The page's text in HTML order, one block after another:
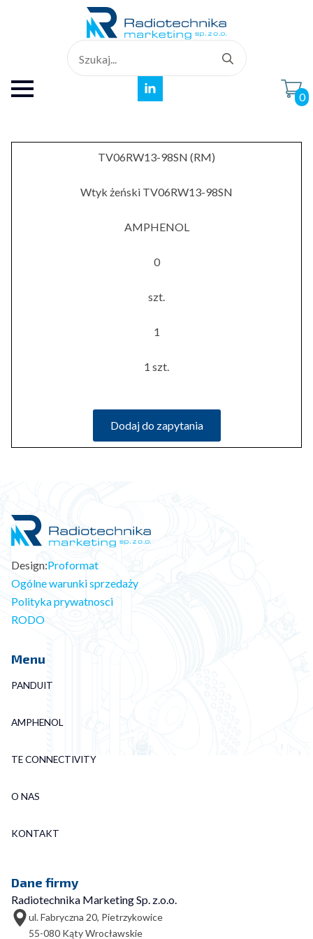
for:
0
TV06RW13-98SN (RM)
Wtyk żeński TV06RW13-98SN
AMPHENOL
0
szt.
1
1 szt.
Dodaj do zapytania
Design:Proformat
Ogólne warunki sprzedaży
Polityka prywatnosci
RODO
Menu
PANDUIT
AMPHENOL
TE CONNECTIVITY
O NAS
KONTAKT
Dane firmy
Radiotechnika Marketing Sp. z.o.o.
ul. Fabryczna 20, Pietrzykowice
55-080 Kąty Wrocławskie